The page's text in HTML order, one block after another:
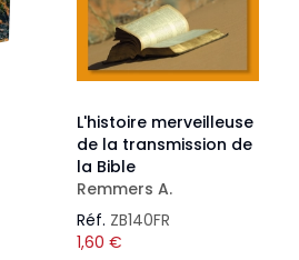
L'histoire merveilleuse
de la transmission de
la Bible
Remmers A.
Réf. ZB140FR
1,60 €